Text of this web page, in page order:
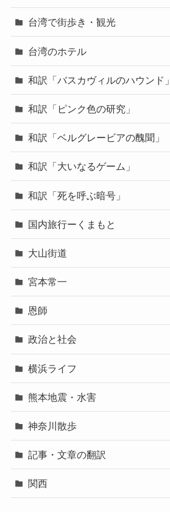
台湾で街歩き・観光
台湾のホテル
和訳「バスカヴィルのハウンド」
和訳「ピンク色の研究」
和訳「ベルグレービアの醜聞」
和訳「大いなるゲーム」
和訳「死を呼ぶ暗号」
国内旅行ーくまもと
大山街道
宮本常一
恩師
政治と社会
横浜ライフ
熊本地震・水害
神奈川散歩
記事・文章の翻訳
関西